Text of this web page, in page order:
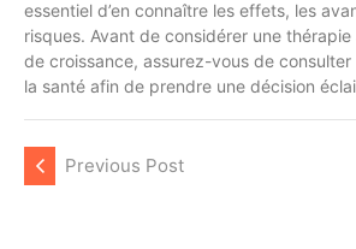
essentiel d’en connaître les effets, les
risques. Avant de considérer une thérapie
de croissance, assurez-vous de
la santé afin de prendre une décision
Previous Post